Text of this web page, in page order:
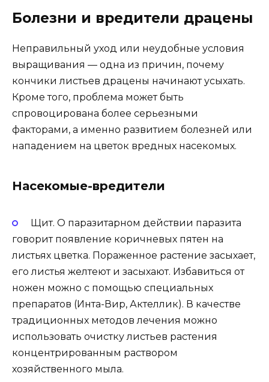
Болезни и вредители драцены
Неправильный уход или неудобные условия
выращивания — одна из причин, почему
кончики листьев драцены начинают усыхать.
Кроме того, проблема может быть
спровоцирована более серьезными
факторами, а именно развитием болезней или
нападением на цветок вредных насекомых.
Насекомые-вредители
Щит. О паразитарном действии паразита
говорит появление коричневых пятен на
листьях цветка. Пораженное растение засыхает,
его листья желтеют и засыхают. Избавиться от
ножен можно с помощью специальных
препаратов (Инта-Вир, Актеллик). В качестве
традиционных методов лечения можно
использовать очистку листьев растения
концентрированным раствором
хозяйственного мыла.